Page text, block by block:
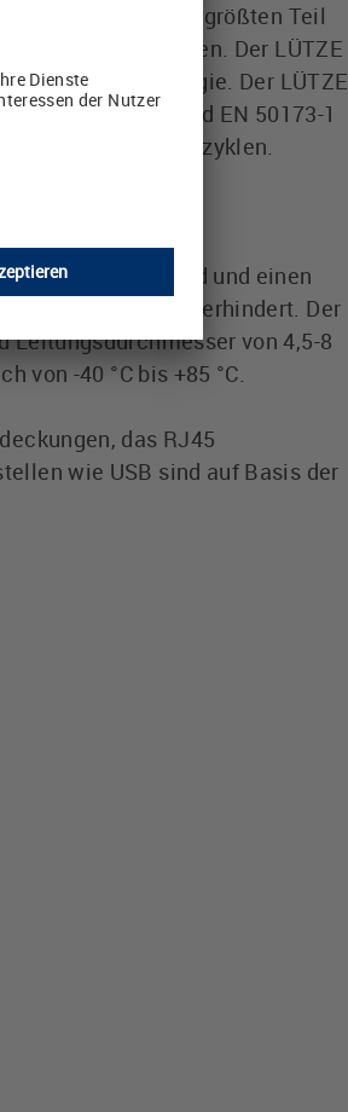
und erfolgt zum größten Teil
verdrahten. Der LÜTZE
In Technologie. Der LÜTZE
11801:2002 und EN 50173-1
über 750 Steckzyklen.
und einen
der Kontakte verhindert. Der
Leitungsdurchmesser von 4,5-8
von -40 °C bis +85 °C.
das RJ45
wie USB sind auf Basis der